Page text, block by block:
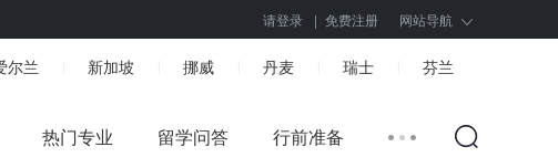
请登录 | 免费注册 网站导航
尔兰 新加坡 挪威 丹麦 瑞士 芬兰
热门专业 留学问答 行前准备